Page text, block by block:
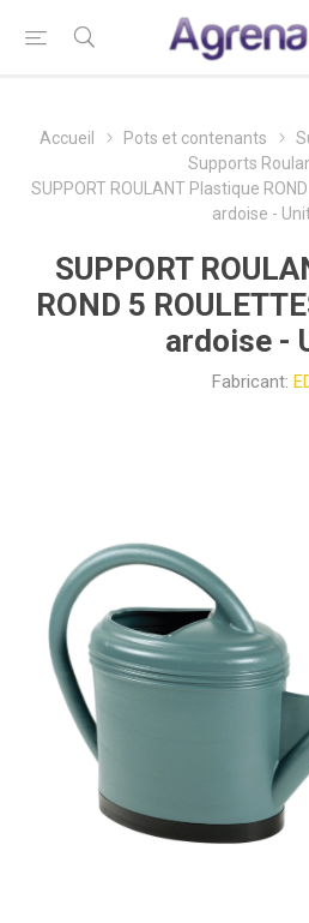
Accueil Pots et contenants
Supports
SUPPORT ROULANT Plastique
ardoise -
SUPPORT
ROND 5
ardoise -
Fabricant: